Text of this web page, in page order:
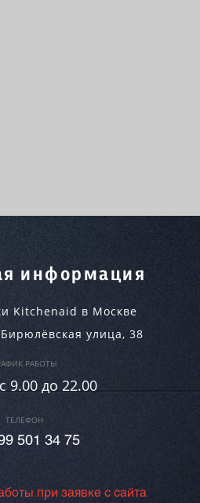
информация
Kitchenaid в Москве
Бирюлёвская улица, 38
РАБОТЫ
9.00 до 22.00
ТЕЛЕФОН
501 34 75
при заявке с сайта